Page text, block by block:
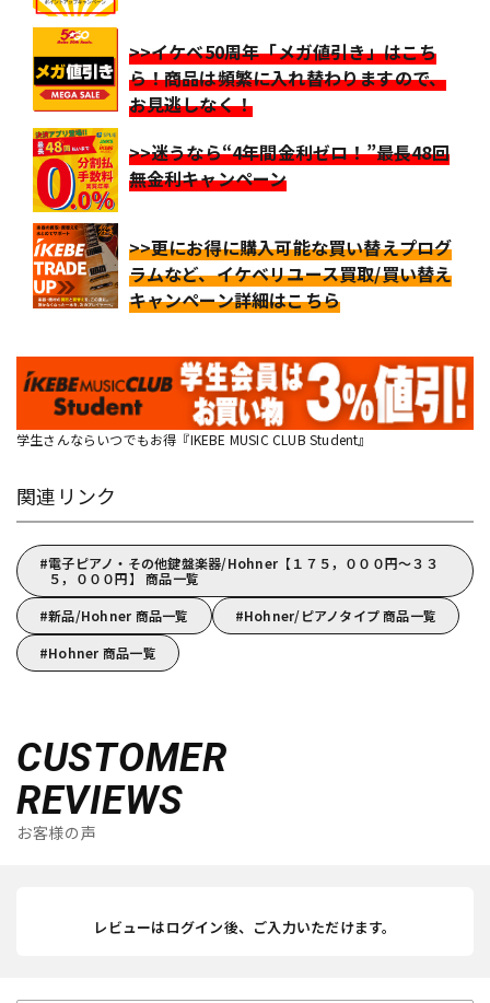
>>イケベ50周年「メガ値引き」はこち
ら！商品は頻繁に入れ替わりますので、
お見逃しなく！
>>迷うなら“4年間金利ゼロ！”最長48回
無金利キャンペーン
>>更にお得に購入可能な買い替えプログ
ラムなど、イケベリユース買取/買い替え
キャンペーン詳細はこちら
学生さんならいつでもお得『IKEBE MUSIC CLUB Student』
関連リンク
電子ピアノ・その他鍵盤楽器/Hohner【１７５，０００円～３３
５，０００円】 商品一覧
新品/Hohner 商品一覧
Hohner/ピアノタイプ 商品一覧
Hohner 商品一覧
CUSTOMER
REVIEWS
お客様の声
レビューはログイン後、ご入力いただけます。